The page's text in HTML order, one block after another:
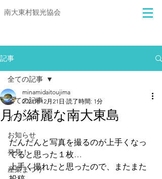
​​南大東村観光協会
記事
全ての記事
イベント
お知らせ
発見！
産業まつり
全ての記事
月が綺麗な南大東島
minamidaitoujima
2021年12月21日 読了時間: 1分
だんだんと写真を撮るのが上手くなっ
てると思った１枚…
上手く撮れたと思ったので、またまた